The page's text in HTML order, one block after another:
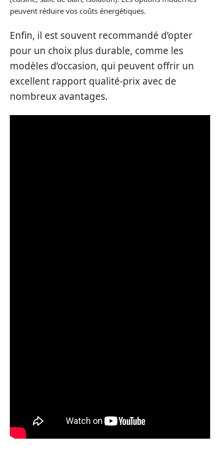
peuvent réduire vos coûts énergétiques.
Enfin, il est souvent recommandé d’opter
pour un choix plus durable, comme les
modèles d’occasion, qui peuvent offrir un
excellent rapport qualité-prix avec de
nombreux avantages.